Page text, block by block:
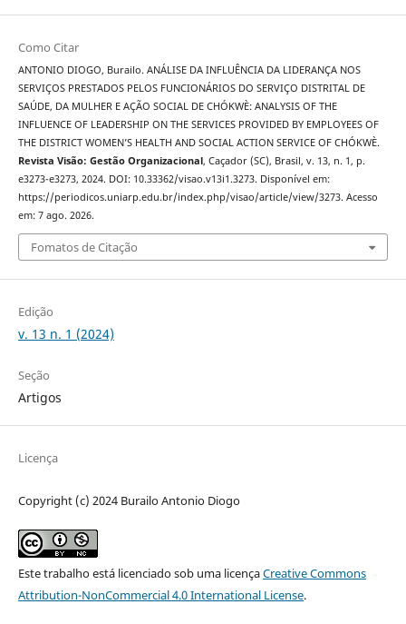
Como Citar
ANTONIO DIOGO, Burailo. ANÁLISE DA INFLUÊNCIA DA LIDERANÇA NOS
SERVIÇOS PRESTADOS PELOS FUNCIONÁRIOS DO SERVIÇO DISTRITAL DE
SAÚDE, DA MULHER E AÇÃO SOCIAL DE CHÓKWÈ: ANALYSIS OF THE
INFLUENCE OF LEADERSHIP ON THE SERVICES PROVIDED BY EMPLOYEES OF
THE DISTRICT WOMEN’S HEALTH AND SOCIAL ACTION SERVICE OF CHÓKWÈ.
Revista Visão: Gestão Organizacional, Caçador (SC), Brasil, v. 13, n. 1, p.
e3273-e3273, 2024. DOI: 10.33362/visao.v13i1.3273. Disponível em:
https://periodicos.uniarp.edu.br/index.php/visao/article/view/3273. Acesso
em: 7 ago. 2026.
Fomatos de Citação
Edição
v. 13 n. 1 (2024)
Seção
Artigos
Licença
Copyright (c) 2024 Burailo Antonio Diogo
Este trabalho está licenciado sob uma licençaCreative Commons
Attribution-NonCommercial 4.0 International License.